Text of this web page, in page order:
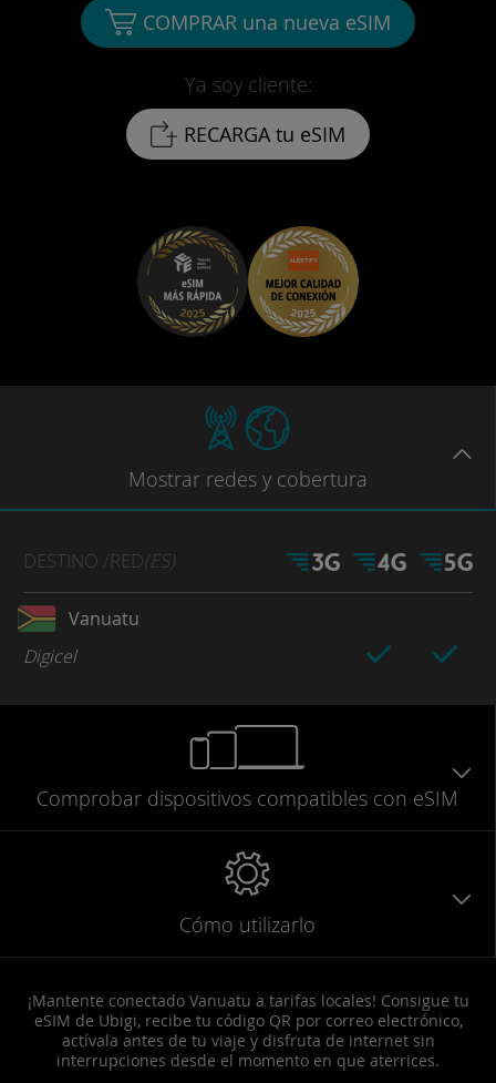
Ya soy cliente:
RECARGA tu eSIM
COMPRAR una nueva eSIM
Mostrar redes y cobertura
DESTINO /RED(ES)
Vanuatu
Digicel
Comprobar dispositivos compatibles con eSIM
Cómo utilizarlo
¡Mantente conectado Vanuatu a tarifas locales! Consigue tu
eSIM de Ubigi, recibe tu código QR por correo electrónico,
actívala antes de tu viaje y disfruta de internet sin
interrupciones desde el momento en que aterrices.